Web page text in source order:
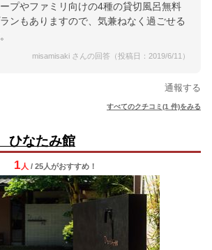
プやファミリ向けの4種の貸切風呂無料
ンもありますので、気兼ねなく過ごせる
misamisaki さんの回答（投稿日：2019/6/11）
通報する
すべてのクチコミ(1 件)をみる
ひなたみ館
1 人 / 25人がおすすめ！